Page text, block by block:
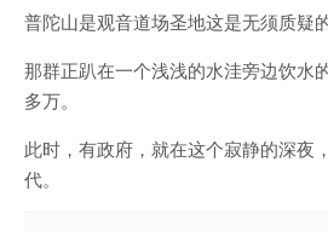
普陀山是观音道场圣地这是无须质疑的
那群正趴在一个浅浅的水洼旁边饮水
多万。
此时，有政府，就在这个寂静的深夜
代。